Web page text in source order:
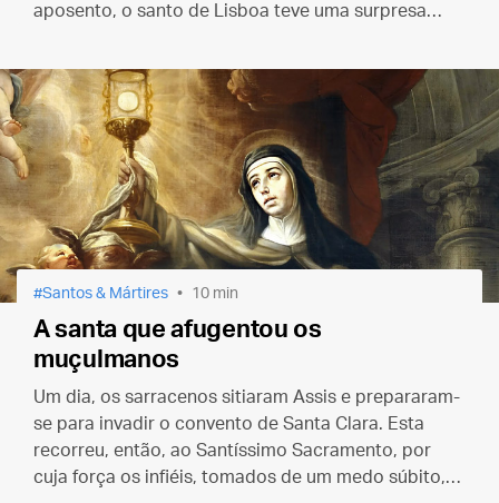
aposento, o santo de Lisboa teve uma surpresa…
Santos & Mártires 10 min
A santa que afugentou os
muçulmanos
Um dia, os sarracenos sitiaram Assis e prepararam-
se para invadir o convento de Santa Clara. Esta
recorreu, então, ao Santíssimo Sacramento, por
cuja força os infiéis, tomados de um medo súbito,